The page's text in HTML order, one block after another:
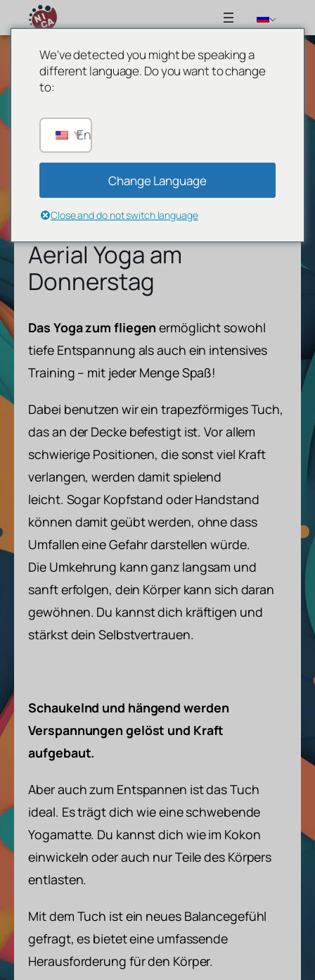
Aerial Yoga am
Donnerstag
Das Yoga zum fliegen ermöglicht sowohl
tiefe Entspannung als auch ein intensives
Training – mit jeder Menge Spaß!
Dabei benutzen wir ein trapezförmiges Tuch,
das an der Decke befestigt ist. Vor allem
schwierige Positionen, die sonst viel Kraft
verlangen, werden damit spielend
leicht. Sogar Kopfstand oder Handstand
können damit geübt werden, ohne dass
Umfallen eine Gefahr darstellen würde.
Die Umkehrung kann ganz langsam und
sanft erfolgen, dein Körper kann sich daran
gewöhnen. Du kannst dich kräftigen und
stärkst dein Selbstvertrauen.
Schaukelnd und hängend werden
Verspannungen gelöst und Kraft
aufgebaut.
Aber auch zum Entspannen ist das Tuch
ideal. Es trägt dich wie eine schwebende
Yogamatte. Du kannst dich wie im Kokon
einwickeln oder auch nur Teile des Körpers
entlasten.
Mit dem Tuch ist ein neues Balancegefühl
gefragt, es bietet eine umfassende
Herausforderung für den Körper.
We've detected you might be speaking a
different language. Do you want to change
to:
English
Change Language
Close and do not switch language